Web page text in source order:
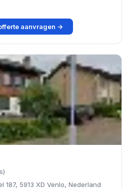
aanvragen →
187, 5913 XD Venlo, Nederland